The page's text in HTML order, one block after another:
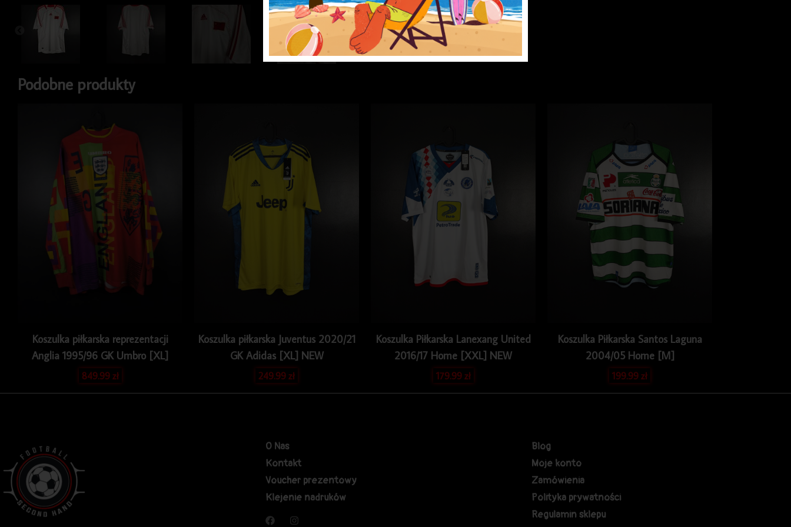
Away
Adidas
[L]
Podobne produkty
Koszulka piłkarska reprezentacji
Anglia 1995/96 GK Umbro [XL]
849.99zł
Koszulka piłkarska Juventus 2020/21
GK Adidas [XL] NEW
249.99zł
Koszulka Piłkarska Lanexang United
2016/17 Home [XXL] NEW
179.99zł
Koszulka Piłkarska Santos Laguna
2004/05 Home [M]
199.99zł
O Nas
Kontakt
Voucher prezentowy
Klejenie nadruków
Blog
Moje konto
Zamówienia
Polityka prywatności
Regulamin sklepu